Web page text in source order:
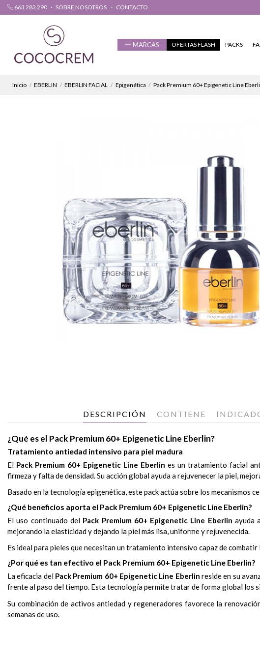
663 283 290 SOBRE NOSOTROS CONTACTO
MARCAS OFERTAS FLASH PACKS
Inicio EBERLIN EBERLIN FACIAL Epigenética Pack Premium 60+ Epigenetic Line
DESCRIPCIÓN CONTIENE
¿Qué es el Pack Premium 60+ Epigenetic Line Eberlin?
Tratamiento antiedad intensivo para piel madura
El Pack Premium 60+ Epigenetic Line Eberlin es un tratamiento facial
firmeza y falta de densidad. Su acción global ayuda a rejuvenecer la piel,
Basado en la tecnología epigenética, este pack actúa sobre los mecanismos
¿Qué beneficios aporta el Pack Premium 60+ Epigenetic Line Eberlin?
El uso continuado del Pack Premium 60+ Epigenetic Line Eberlin ayuda
mejorando la elasticidad y dejando la piel más lisa, uniforme y rejuvenecida.
Es ideal para pieles que necesitan un tratamiento intensivo capaz de
¿Por qué es tan efectivo el Pack Premium 60+ Epigenetic Line Eberlin?
La eficacia del Pack Premium 60+ Epigenetic Line Eberlin reside en su
frente al paso del tiempo. Esta tecnología permite tratar de forma global los
Su combinación de activos antiedad y regeneradores favorece la
semanas de uso.